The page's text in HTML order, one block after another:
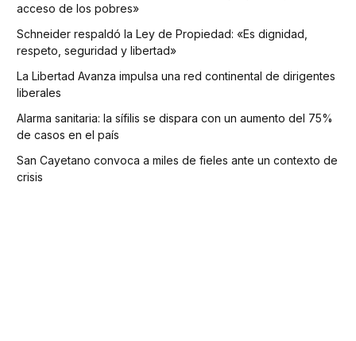
acceso de los pobres»
Schneider respaldó la Ley de Propiedad: «Es dignidad,
respeto, seguridad y libertad»
La Libertad Avanza impulsa una red continental de dirigentes
liberales
Alarma sanitaria: la sífilis se dispara con un aumento del 75%
de casos en el país
San Cayetano convoca a miles de fieles ante un contexto de
crisis